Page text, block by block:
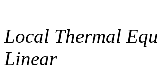
Local Thermal
Linear